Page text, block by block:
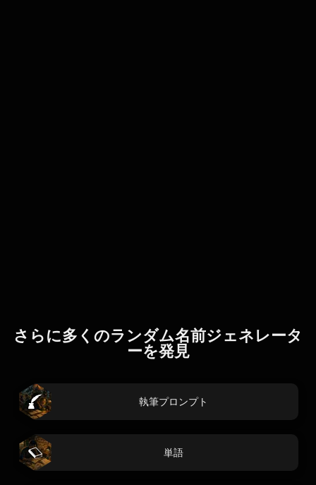
さらに多くのランダム名前ジェネレータ
ーを発見
執筆プロンプト
単語